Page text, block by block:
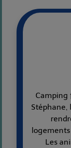
Camping
Stéphane,
logements
Les